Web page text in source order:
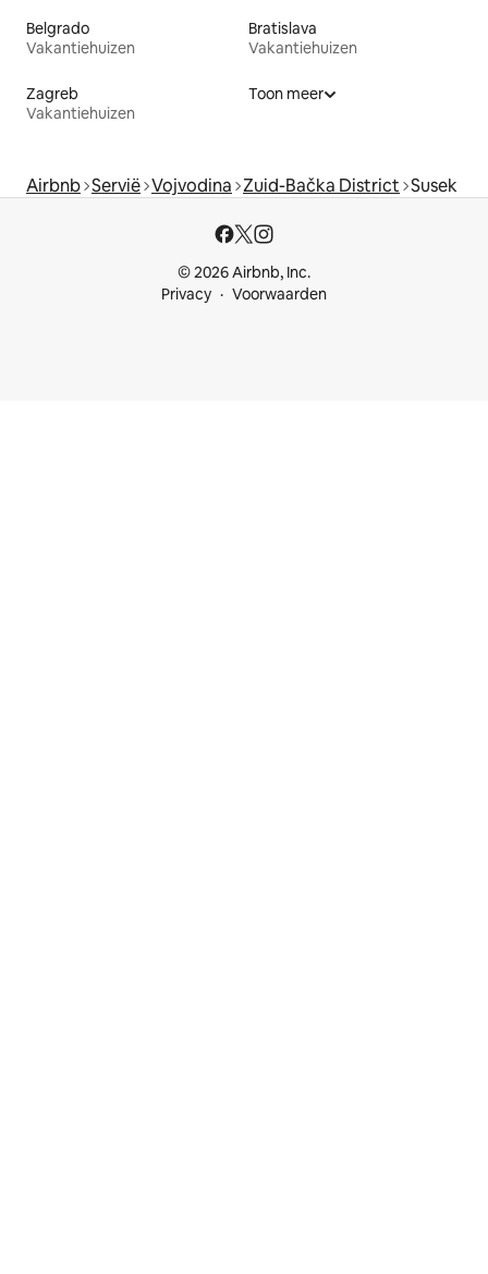
Belgrado
Vakantiehuizen
Bratislava
Vakantiehuizen
Zagreb
Vakantiehuizen
Toon meer
Airbnb Servië Vojvodina Zuid-Bačka District Susek
© 2026 Airbnb, Inc.
Privacy
Voorwaarden